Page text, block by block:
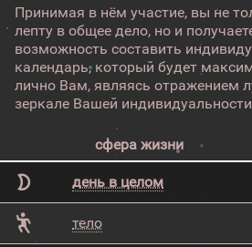
Принимая в нём участие, вы не
лепту в общее дело, но и
возможность составить
календарь, который будет
лично Вам, являясь отражением
зеркале Вашей
сфера жизни
день в целом
тело